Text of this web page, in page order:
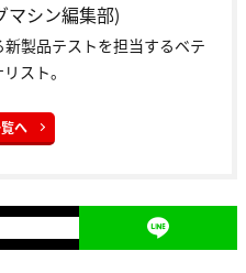
マシン編集部)
新製品テストを担当するベテ
スト。
へ